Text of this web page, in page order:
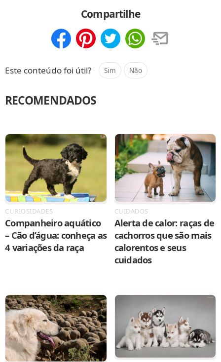
Compartilhe
Este conteúdo foi útil? Sim Não
RECOMENDADOS
CURIOSIDADES
Companheiro aquático
– Cão d’água: conheça as
4 variações da raça
CUIDADOS
Alerta de calor: raças de
cachorros que são mais
calorentos e seus
cuidados